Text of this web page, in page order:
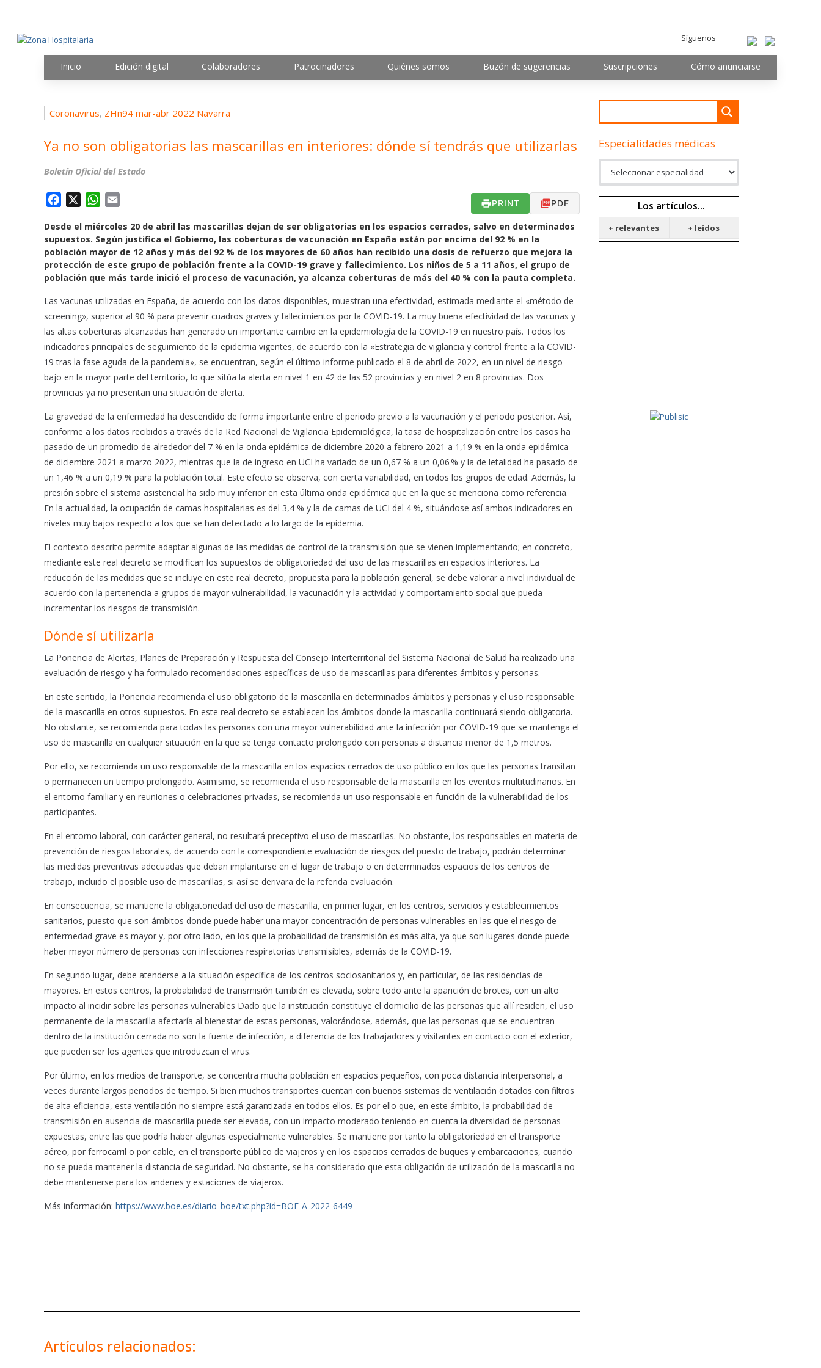
Síguenos
Inicio Edición digital Colaboradores Patrocinadores Quiénes somos Buzón de sugerencias Suscripciones Cómo anunciarse
Coronavirus, ZHn94 mar-abr 2022 Navarra
Ya no son obligatorias las mascarillas en interiores: dónde sí tendrás que utilizarlas
Boletín Oficial del Estado
c
e
b
o
k
W
a
t
s
A
p
a
i
l
PRINT PDF
Desde el miércoles 20 de abril las mascarillas dejan de ser obligatorias en los espacios cerrados, salvo en determinados
supuestos. Según justifica el Gobierno, las coberturas de vacunación en España están por encima del 92 % en la
población mayor de 12 años y más del 92 % de los mayores de 60 años han recibido una dosis de refuerzo que mejora la
protección de este grupo de población frente a la COVID-19 grave y fallecimiento. Los niños de 5 a 11 años, el grupo de
población que más tarde inició el proceso de vacunación, ya alcanza coberturas de más del 40 % con la pauta completa.
Las vacunas utilizadas en España, de acuerdo con los datos disponibles, muestran una efectividad, estimada mediante el «método de
screening», superior al 90 % para prevenir cuadros graves y fallecimientos por la COVID-19. La muy buena efectividad de las vacunas y
las altas coberturas alcanzadas han generado un importante cambio en la epidemiología de la COVID-19 en nuestro país. Todos los
indicadores principales de seguimiento de la epidemia vigentes, de acuerdo con la «Estrategia de vigilancia y control frente a la COVID-
19 tras la fase aguda de la pandemia», se encuentran, según el último informe publicado el 8 de abril de 2022, en un nivel de riesgo
bajo en la mayor parte del territorio, lo que sitúa la alerta en nivel 1 en 42 de las 52 provincias y en nivel 2 en 8 provincias. Dos
provincias ya no presentan una situación de alerta.
La gravedad de la enfermedad ha descendido de forma importante entre el periodo previo a la vacunación y el periodo posterior. Así,
conforme a los datos recibidos a través de la Red Nacional de Vigilancia Epidemiológica, la tasa de hospitalización entre los casos ha
pasado de un promedio de alrededor del 7 % en la onda epidémica de diciembre 2020 a febrero 2021 a 1,19 % en la onda epidémica
de diciembre 2021 a marzo 2022, mientras que la de ingreso en UCI ha variado de un 0,67 % a un 0,06 % y la de letalidad ha pasado de
un 1,46 % a un 0,19 % para la población total. Este efecto se observa, con cierta variabilidad, en todos los grupos de edad. Además, la
presión sobre el sistema asistencial ha sido muy inferior en esta última onda epidémica que en la que se menciona como referencia.
En la actualidad, la ocupación de camas hospitalarias es del 3,4 % y la de camas de UCI del 4 %, situándose así ambos indicadores en
niveles muy bajos respecto a los que se han detectado a lo largo de la epidemia.
El contexto descrito permite adaptar algunas de las medidas de control de la transmisión que se vienen implementando; en concreto,
mediante este real decreto se modifican los supuestos de obligatoriedad del uso de las mascarillas en espacios interiores. La
reducción de las medidas que se incluye en este real decreto, propuesta para la población general, se debe valorar a nivel individual de
acuerdo con la pertenencia a grupos de mayor vulnerabilidad, la vacunación y la actividad y comportamiento social que pueda
incrementar los riesgos de transmisión.
Dónde sí utilizarla
La Ponencia de Alertas, Planes de Preparación y Respuesta del Consejo Interterritorial del Sistema Nacional de Salud ha realizado una
evaluación de riesgo y ha formulado recomendaciones específicas de uso de mascarillas para diferentes ámbitos y personas.
En este sentido, la Ponencia recomienda el uso obligatorio de la mascarilla en determinados ámbitos y personas y el uso responsable
de la mascarilla en otros supuestos. En este real decreto se establecen los ámbitos donde la mascarilla continuará siendo obligatoria.
No obstante, se recomienda para todas las personas con una mayor vulnerabilidad ante la infección por COVID-19 que se mantenga el
uso de mascarilla en cualquier situación en la que se tenga contacto prolongado con personas a distancia menor de 1,5 metros.
Por ello, se recomienda un uso responsable de la mascarilla en los espacios cerrados de uso público en los que las personas transitan
o permanecen un tiempo prolongado. Asimismo, se recomienda el uso responsable de la mascarilla en los eventos multitudinarios. En
el entorno familiar y en reuniones o celebraciones privadas, se recomienda un uso responsable en función de la vulnerabilidad de los
participantes.
En el entorno laboral, con carácter general, no resultará preceptivo el uso de mascarillas. No obstante, los responsables en materia de
prevención de riesgos laborales, de acuerdo con la correspondiente evaluación de riesgos del puesto de trabajo, podrán determinar
las medidas preventivas adecuadas que deban implantarse en el lugar de trabajo o en determinados espacios de los centros de
trabajo, incluido el posible uso de mascarillas, si así se derivara de la referida evaluación.
En consecuencia, se mantiene la obligatoriedad del uso de mascarilla, en primer lugar, en los centros, servicios y establecimientos
sanitarios, puesto que son ámbitos donde puede haber una mayor concentración de personas vulnerables en las que el riesgo de
enfermedad grave es mayor y, por otro lado, en los que la probabilidad de transmisión es más alta, ya que son lugares donde puede
haber mayor número de personas con infecciones respiratorias transmisibles, además de la COVID-19.
En segundo lugar, debe atenderse a la situación específica de los centros sociosanitarios y, en particular, de las residencias de
mayores. En estos centros, la probabilidad de transmisión también es elevada, sobre todo ante la aparición de brotes, con un alto
impacto al incidir sobre las personas vulnerables Dado que la institución constituye el domicilio de las personas que allí residen, el uso
permanente de la mascarilla afectaría al bienestar de estas personas, valorándose, además, que las personas que se encuentran
dentro de la institución cerrada no son la fuente de infección, a diferencia de los trabajadores y visitantes en contacto con el exterior,
que pueden ser los agentes que introduzcan el virus.
Por último, en los medios de transporte, se concentra mucha población en espacios pequeños, con poca distancia interpersonal, a
veces durante largos periodos de tiempo. Si bien muchos transportes cuentan con buenos sistemas de ventilación dotados con filtros
de alta eficiencia, esta ventilación no siempre está garantizada en todos ellos. Es por ello que, en este ámbito, la probabilidad de
transmisión en ausencia de mascarilla puede ser elevada, con un impacto moderado teniendo en cuenta la diversidad de personas
expuestas, entre las que podría haber algunas especialmente vulnerables. Se mantiene por tanto la obligatoriedad en el transporte
aéreo, por ferrocarril o por cable, en el transporte público de viajeros y en los espacios cerrados de buques y embarcaciones, cuando
no se pueda mantener la distancia de seguridad. No obstante, se ha considerado que esta obligación de utilización de la mascarilla no
debe mantenerse para los andenes y estaciones de viajeros.
Más información: https://www.boe.es/diario_boe/txt.php?id=BOE-A-2022-6449
Artículos relacionados:
Especialidades médicas
Los artículos...
+ relevantes + leídos